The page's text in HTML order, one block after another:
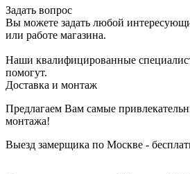
Задать вопрос
Вы можете задать любой
или работе магазина.
Наши квалифицированные
помогут.
Доставка и монтаж
Предлагаем Вам самые
монтажа!
Выезд замерщика по Москве -